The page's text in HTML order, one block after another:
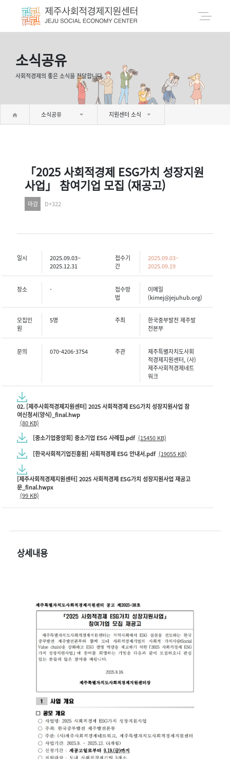
소식공유
사회적경제의 좋은 소식을 전달합니다.
소식공유 지원센터 소식
「2025 사회적경제 ESG가치 성장지원
사업」 참여기업 모집 (재공고)
마감 D+322
일시
2025.09.03~
2025.12.31
접수기
간
2025.09.03~
2025.09.19
장소 -
접수방
법
이메일
(kimej@jejuhub.org)
모집인
원
5명 주최
한국중부발전 제주발
전본부
문의 070-4206-3754 주관
제주특별자치도사회
적경제지원센터, (사)
제주사회적경제네트
워크
02. [제주사회적경제지원센터] 2025 사회적경제 ESG가치 성장지원사업 참
여신청서(양식)_final.hwp
(80 KB)
[중소기업중앙회] 중소기업 ESG 사례집.pdf (15450 KB)
[한국사회적기업진흥원] 사회적경제 ESG 안내서.pdf (19055 KB)
[제주사회적경제지원센터] 2025 사회적경제 ESG가치 성장지원사업 재공고
문_final.hwpx
(99 KB)
상세내용